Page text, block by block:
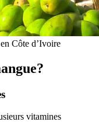
Côte d’Ivoire
vitamines